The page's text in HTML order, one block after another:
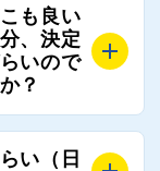
選びのお手伝
。
較が重要になり
さい。
ートを実施
認の上で、屋
除できる契約と
、お客様の安
も良い
、決定
いので
？
ネクトでは、
い（日